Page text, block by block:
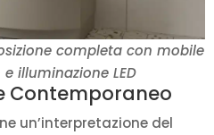
completa con mobile
illuminazione LED
Contemporaneo
un’interpretazione del